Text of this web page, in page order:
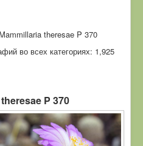
theresae P 370
во всех категориях: 1,925
P 370